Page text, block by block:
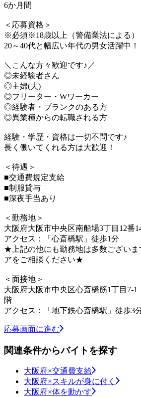
6か月間
＜応募資格＞
※必須※18歳以上（警備業法による）
20～40代と幅広い年代の男女活躍中！
＼こんな方々歓迎です♪／
◎未経験者さん
◎主婦(夫)
◎フリーター・Wワーカー
◎経験者・ブランクのある方
◎異業種からの転職される方
経験・学歴・資格は一切不問です♪
長く働いてくれる方は大歓迎！
＜待遇＞
■交通費規定支給
■制服貸与
■深夜手当あり
＜勤務地＞
大阪府大阪市中央区南船場3丁目12番
アクセス：「心斎橋駅」徒歩1分
★上記の他にも勤務地は多数ございま
アをご相談ください★
＜面接地＞
大阪府大阪市中央区心斎橋筋1丁目7-
階
アクセス：「地下鉄心斎橋駅」徒歩3
応募画面に進む
関連条件からバイトを探す
大阪府×交通費支給
大阪府×スキルが身に付く
大阪府×体を動かす